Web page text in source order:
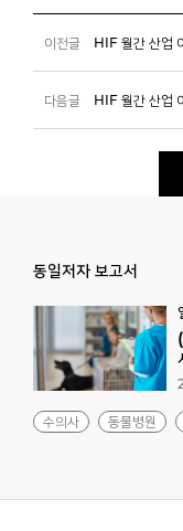
이전글 HIF 월간 산업
다음글 HIF 월간 산업
동일저자 보고서
수의사 동물병원